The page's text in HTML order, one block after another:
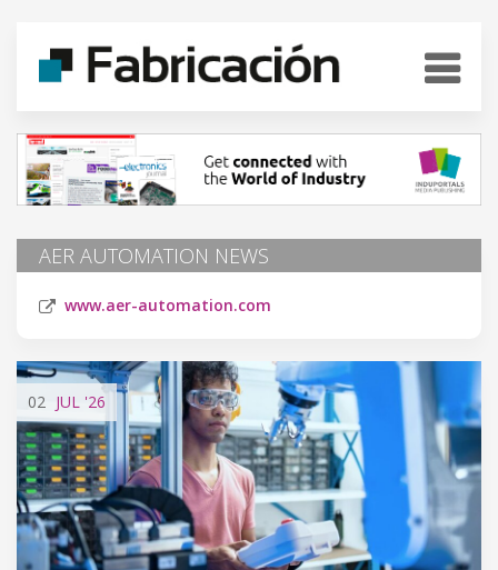
AER AUTOMATION NEWS
www.aer-automation.com
02 JUL '26